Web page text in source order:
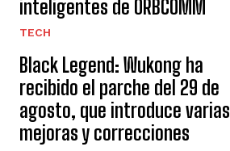
inteligentes de ORBCOMM
TECH
Black Legend: Wukong ha
recibido el parche del 29 de
agosto, que introduce varias
mejoras y correcciones